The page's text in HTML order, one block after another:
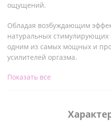
ощущений.
Обладая возбуждающим
натуральных стимулирующих
одним из самых мощных и
усилителей оргазма.
Thor Fire Gel, мощный гель для
Корень Мака обладающий
Показать все